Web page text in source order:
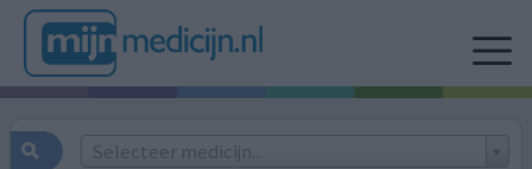
Selecteer medicijn...